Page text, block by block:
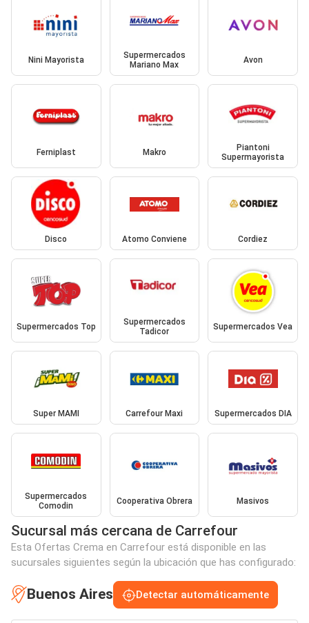
Nini Mayorista
Supermercados
Mariano Max
Avon
Ferniplast Makro
Piantoni
Supermayorista
Disco Atomo Conviene Cordiez
Supermercados Top
Supermercados
Tadicor
Supermercados Vea
Super MAMI Carrefour Maxi Supermercados DIA
Supermercados
Comodin
Cooperativa Obrera Masivos
Sucursal más cercana de Carrefour
Esta Ofertas Crema en Carrefour está disponible en las
sucursales siguientes según la ubicación que has configurado:
Buenos Aires Detectar automáticamente